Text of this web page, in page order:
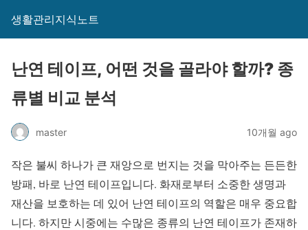
생활관리지식노트
난연 테이프, 어떤 것을 골라야 할까? 종
류별 비교 분석
master 10개월 ago
작은 불씨 하나가 큰 재앙으로 번지는 것을 막아주는 든든한
방패, 바로 난연 테이프입니다. 화재로부터 소중한 생명과
재산을 보호하는 데 있어 난연 테이프의 역할은 매우 중요합
니다. 하지만 시중에는 수많은 종류의 난연 테이프가 존재하